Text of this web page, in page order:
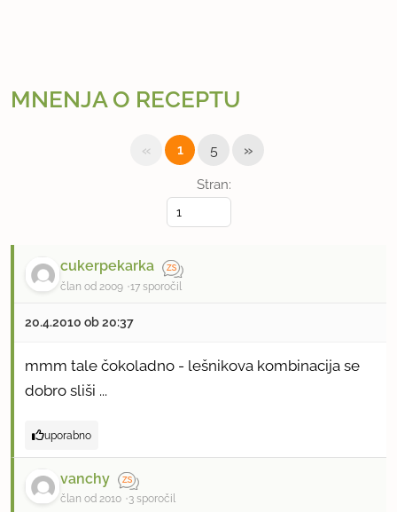
MNENJA O RECEPTU
Stran:
« 1 5 »
cukerpekarka
član od 2009 17 sporočil
20.4.2010 ob 20:37
mmm tale čokoladno - lešnikova kombinacija se
dobro sliši ...
uporabno
vanchy
član od 2010 3 sporočil